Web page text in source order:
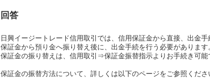
回答
日興イージートレード信用取引では、信用保証金から直接、出金手
保証金から預り金へ振り替え後に、出金手続を行う必要があります
保証金の振り替えは、信用取引⇒保証金振替指示よりお手続き可能
保証金の振替方法について、詳しくは以下のページをご参照くださ